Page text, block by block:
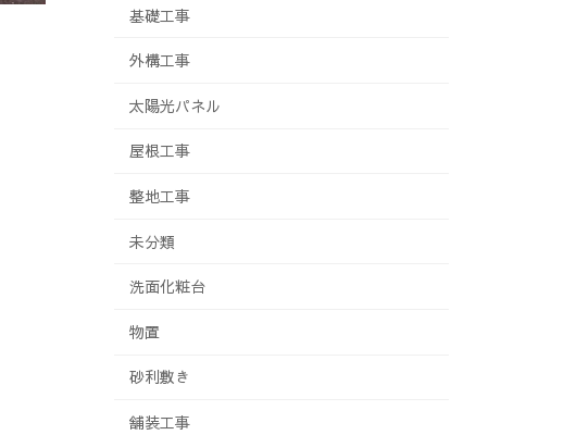
基礎工事
外構工事
太陽光パネル
屋根工事
整地工事
未分類
洗面化粧台
物置
砂利敷き
舗装工事